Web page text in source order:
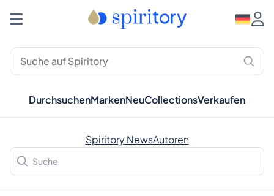
DurchsuchenMarkenNeuCollectionsVerkaufen
Spiritory NewsAutoren